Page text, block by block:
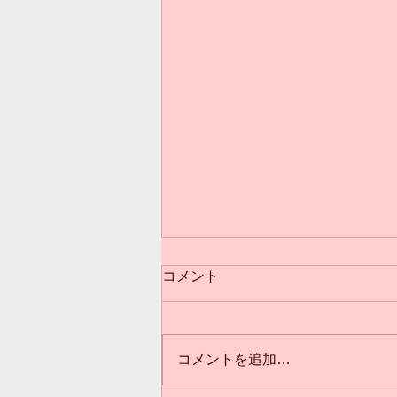
コメント
コメントを追加…